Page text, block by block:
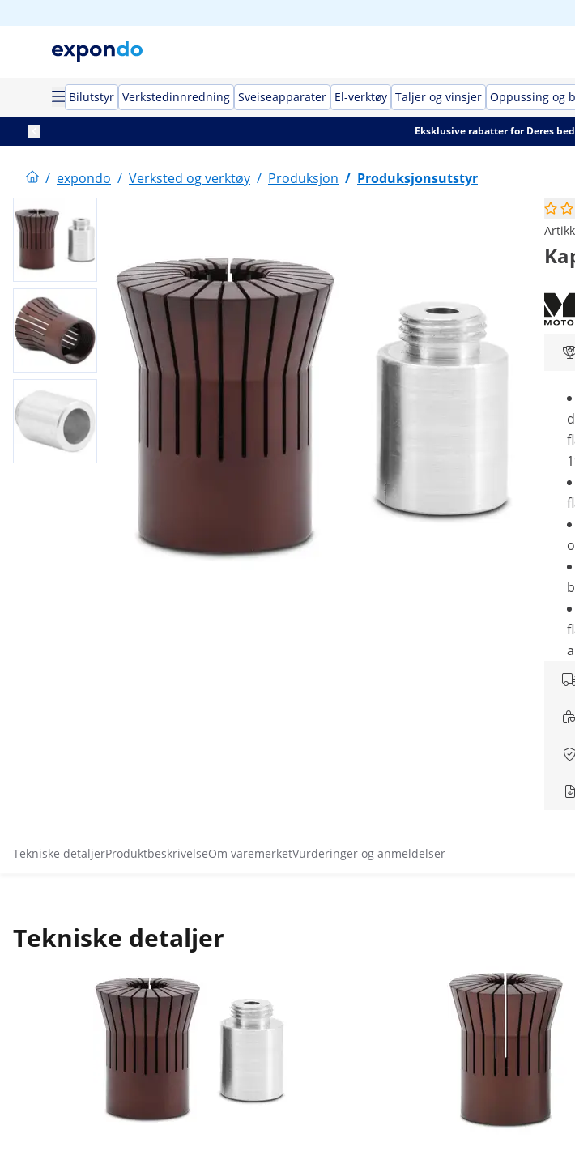
Bilutstyr Verkstedinnredning Sveiseapparater El-verktøy Taljer og vinsjer Oppussing og
Eksklusive rabatter for Deres
/ expondo / Verksted og verktøy / Produksjon / Produksjonsutstyr
Tekniske detaljerProduktbeskrivelseOm varemerketVurderinger og anmeldelser
Tekniske detaljer